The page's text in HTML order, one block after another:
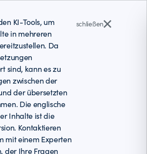
KI-Tools, um
in mehreren
Da
sind, kann es zu
zwischen der
der übersetzten
Die englische
Inhalte ist die
Kontaktieren
mit einem Experten
der Ihre Fragen
schließen